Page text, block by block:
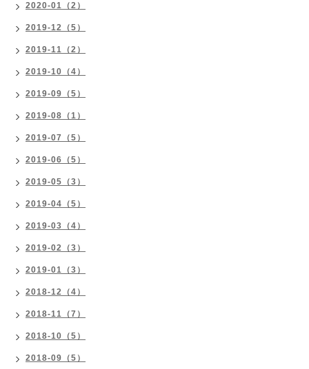
2020-01（2）
2019-12（5）
2019-11（2）
2019-10（4）
2019-09（5）
2019-08（1）
2019-07（5）
2019-06（5）
2019-05（3）
2019-04（5）
2019-03（4）
2019-02（3）
2019-01（3）
2018-12（4）
2018-11（7）
2018-10（5）
2018-09（5）